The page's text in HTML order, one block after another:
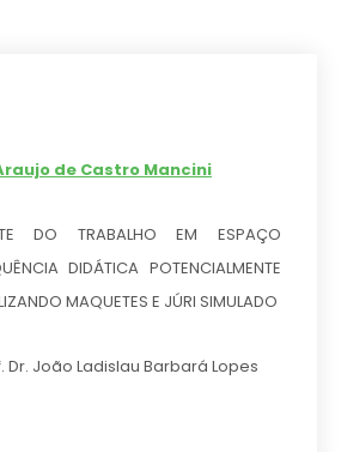
de Castro Mancini
DO TRABALHO EM ESPAÇO
DIDÁTICA POTENCIALMENTE
MAQUETES E JÚRI SIMULADO
Dr. João Ladislau Barbará Lopes